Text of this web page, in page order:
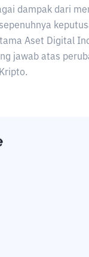
dampak dari
Aset Digital
jawab atas